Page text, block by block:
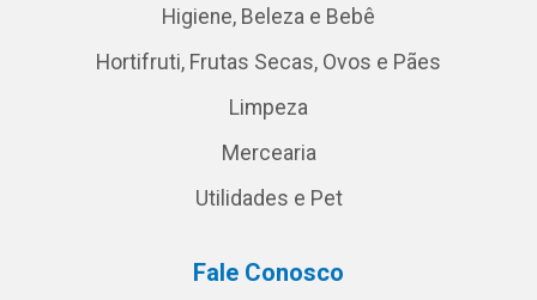
Higiene, Beleza e Bebê
Hortifruti, Frutas Secas, Ovos e Pães
Limpeza
Mercearia
Utilidades e Pet
Fale Conosco